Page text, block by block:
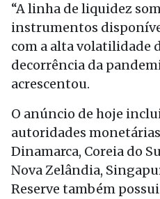
“A linha de liquidez
instrumentos
com a alta volatilidade
decorrência da
acrescentou.
O anúncio de hoje
autoridades
Dinamarca, Coreia do
Nova Zelândia,
Reserve também